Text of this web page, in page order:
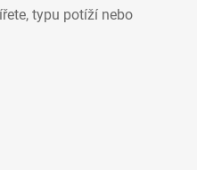
typu potíží nebo